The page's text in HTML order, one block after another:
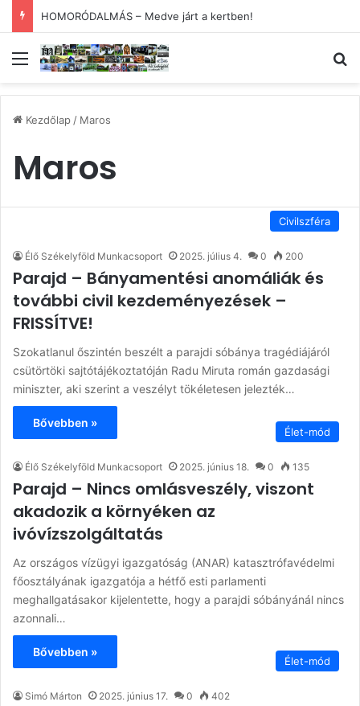
HOMORÓDALMÁS – Medve járt a kertben!
Menü
Kezdőlap/ Maros
Maros
Civilszféra
Élő Székelyföld Munkacsoport 2025. július 4. 0 200
Parajd – Bányamentési anomáliák és
további civil kezdeményezések –
FRISSÍTVE!
Szokatlanul őszintén beszélt a parajdi sóbánya tragédiájáról
csütörtöki sajtótájékoztatóján Radu Miruta román gazdasági
miniszter, aki szerint a veszélyt tökéletesen jelezték…
Bővebben »
Élet-mód
Élő Székelyföld Munkacsoport 2025. június 18. 0 135
Parajd – Nincs omlásveszély, viszont
akadozik a környéken az
ivóvízszolgáltatás
Az országos vízügyi igazgatóság (ANAR) katasztrófavédelmi
főosztályának igazgatója a hétfő esti parlamenti
meghallgatásakor kijelentette, hogy a parajdi sóbányánál nincs
azonnali…
Bővebben »
Élet-mód
Simó Márton 2025. június 17. 0 402